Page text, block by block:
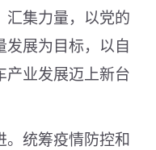
汇集力量，以党的
展为目标，以自
产业发展迈上新台
。统筹疫情防控和